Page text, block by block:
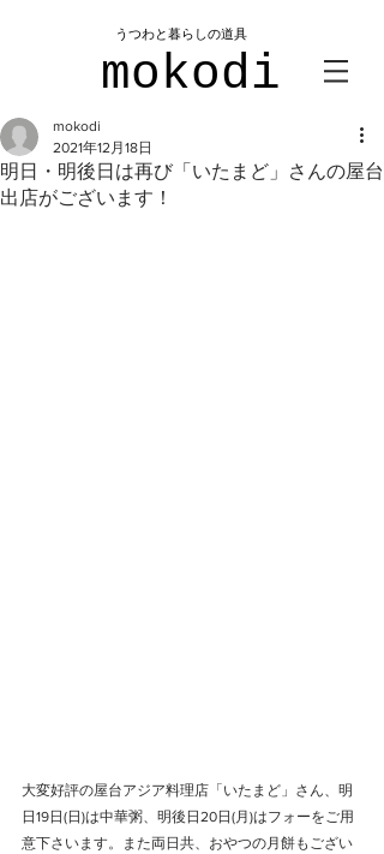
mokodi
​うつわと暮らしの道具
明日・明後日は再び「いたまど」さんの屋台
出店がございます！
mokodi
2021年12月18日
大変好評の屋台アジア料理店「いたまど」さん、明
日19日(日)は中華粥、明後日20日(月)はフォーをご用
意下さいます。また両日共、おやつの月餅もござい